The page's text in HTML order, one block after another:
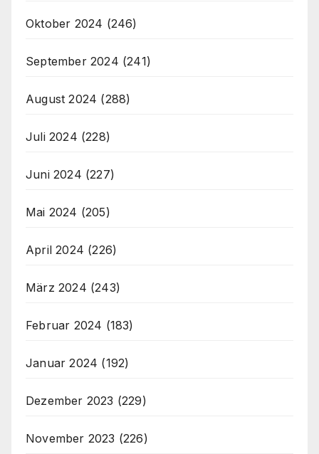
Oktober 2024 (246)
September 2024 (241)
August 2024 (288)
Juli 2024 (228)
Juni 2024 (227)
Mai 2024 (205)
April 2024 (226)
März 2024 (243)
Februar 2024 (183)
Januar 2024 (192)
Dezember 2023 (229)
November 2023 (226)